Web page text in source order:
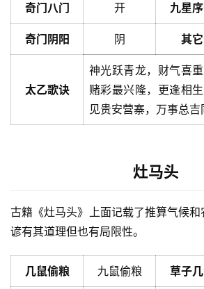
奇门八门 开 九星
奇门阴阳 阴 其它
太乙歌诀
神光跃青龙，财气喜
赌彩最兴隆，更逢相
见贵安营寨，万事总吉
灶马头
古籍《灶马头》上面记载了推算气候
谚有其道理但也有局限性。
几鼠偷粮 九鼠偷粮 草子